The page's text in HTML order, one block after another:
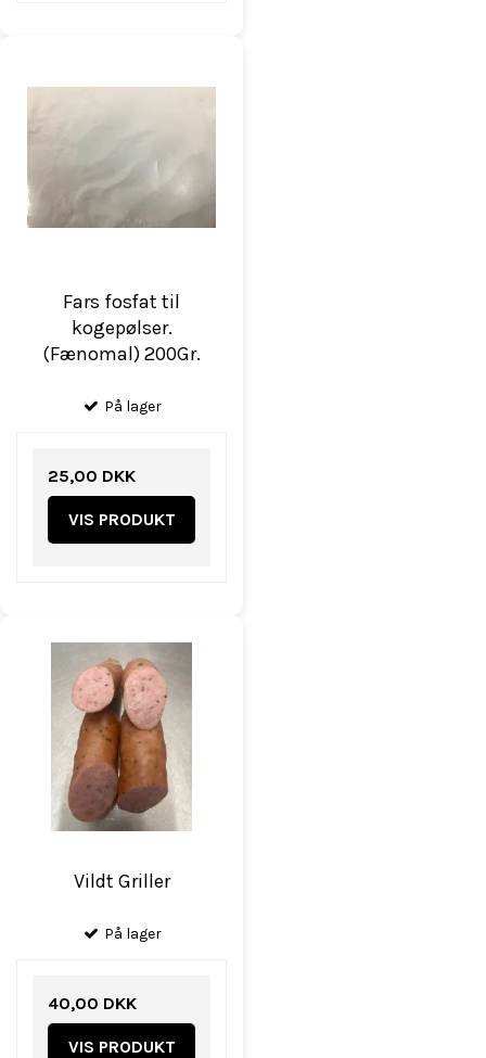
Fars fosfat til
kogepølser.
(Fænomal) 200Gr.
På lager
25,00 DKK
VIS PRODUKT
Vildt Griller
På lager
40,00 DKK
VIS PRODUKT